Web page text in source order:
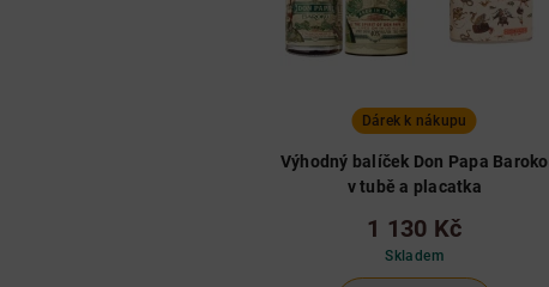
Dárek k nákupu
Výhodný balíček Don Papa Baroko
v tubě a placatka
1 130 Kč
Skladem